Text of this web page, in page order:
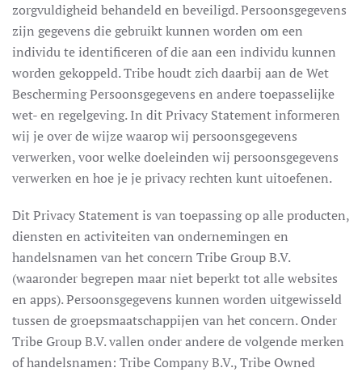
zorgvuldigheid behandeld en beveiligd. Persoonsgegevens
zijn gegevens die gebruikt kunnen worden om een
individu te identificeren of die aan een individu kunnen
worden gekoppeld. Tribe houdt zich daarbij aan de Wet
Bescherming Persoonsgegevens en andere toepasselijke
wet- en regelgeving. In dit Privacy Statement informeren
wij je over de wijze waarop wij persoonsgegevens
verwerken, voor welke doeleinden wij persoonsgegevens
verwerken en hoe je je privacy rechten kunt uitoefenen.
Dit Privacy Statement is van toepassing op alle producten,
diensten en activiteiten van ondernemingen en
handelsnamen van het concern Tribe Group B.V.
(waaronder begrepen maar niet beperkt tot alle websites
en apps). Persoonsgegevens kunnen worden uitgewisseld
tussen de groepsmaatschappijen van het concern. Onder
Tribe Group B.V. vallen onder andere de volgende merken
of handelsnamen: Tribe Company B.V., Tribe Owned